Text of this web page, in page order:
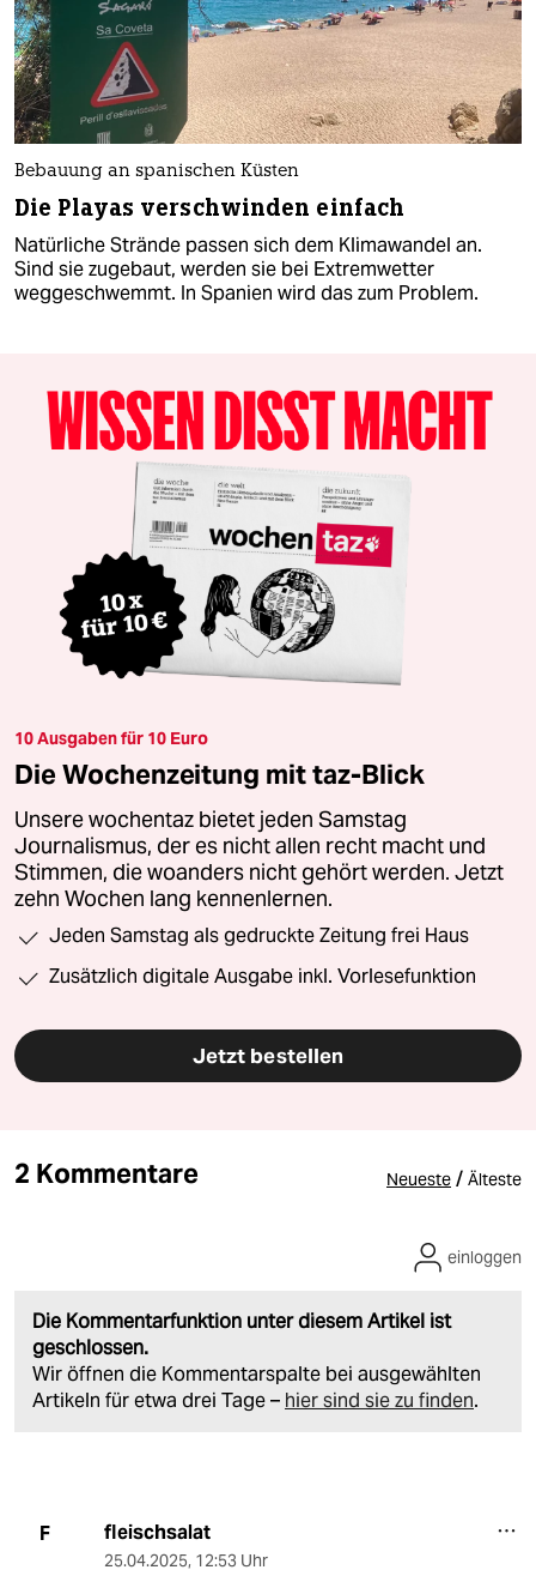
Bebauung an spanischen Küsten
Die Playas verschwinden einfach
Natürliche Strände passen sich dem Klimawandel an.
Sind sie zugebaut, werden sie bei Extremwetter
weggeschwemmt. In Spanien wird das zum Problem.
10 Ausgaben für 10 Euro
Die Wochenzeitung mit taz-Blick
Unsere wochentaz bietet jeden Samstag
Journalismus, der es nicht allen recht macht und
Stimmen, die woanders nicht gehört werden. Jetzt
zehn Wochen lang kennenlernen.
Jeden Samstag als gedruckte Zeitung frei Haus
Zusätzlich digitale Ausgabe inkl. Vorlesefunktion
Jetzt bestellen
2 Kommentare Neueste / Älteste
Die Kommentarfunktion unter diesem Artikel ist
geschlossen.
Wir öffnen die Kommentarspalte bei ausgewählten
Artikeln für etwa drei Tage – hier sind sie zu finden.
einloggen
F fleischsalat
25.04.2025, 12:53 Uhr